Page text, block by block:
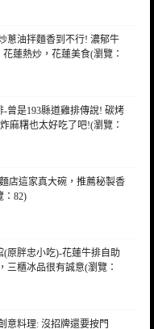
蔥油拌麵香到不行! 濃郁牛
蓮熱炒，花蓮美食(瀏覽：
曾是193縣道雞排傳說! 碳烤
麻糬也太好吃了吧!(瀏覽：
店這家真大碗，推薦秘製香
：82)
原胖忠小吃)-花蓮牛排自助
三櫃冰品很有誠意(瀏覽：
意料理: 沒招牌還要按門